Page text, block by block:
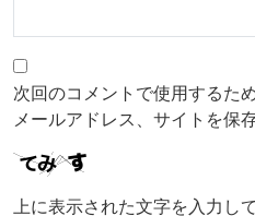
次回のコメントで使用するた
メールアドレス、サイトを保
上に表示された文字を入力し